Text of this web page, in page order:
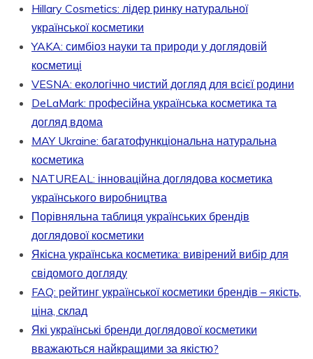
Hillary Cosmetics: лідер ринку натуральної
української косметики
YAKA: симбіоз науки та природи у доглядовій
косметиці
VESNA: екологічно чистий догляд для всієї родини
DeLaMark: професійна українська косметика та
догляд вдома
MAY Ukraine: багатофункціональна натуральна
косметика
NATUREAL: інноваційна доглядова косметика
українського виробництва
Порівняльна таблиця українських брендів
доглядової косметики
Якісна українська косметика: вивірений вибір для
свідомого догляду
FAQ: рейтинг української косметики брендів – якість,
ціна, склад
Які українські бренди доглядової косметики
вважаються найкращими за якістю?